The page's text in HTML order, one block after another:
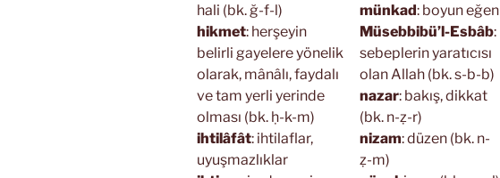
hali (bk. ğ-f-l)
hikmet: herşeyin
belirli gayelere yönelik
olarak, mânâlı, faydalı
ve tam yerli yerinde
olması (bk. ḥ-k-m)
ihtilâfât: ihtilaflar,
uyuşmazlıklar
münkad: boyun eğen
Müsebbibü’l-Esbâb:
sebeplerin yaratıcısı
olan Allah (bk. s-b-b)
nazar: bakış, dikkat
(bk. n-ẓ-r)
nizam: düzen (bk. n-
ẓ-m)